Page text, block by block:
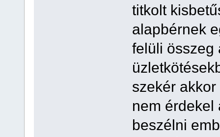
titkolt
alapbérnek
felüli összeg
szekér
nem érdekel
beszélni